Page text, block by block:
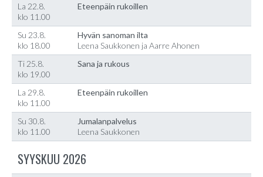
La 22.8.
klo 11.00
Eteenpäin rukoillen
Su 23.8.
klo 18.00
Hyvän sanoman ilta
Leena Saukkonen ja Aarre Ahonen
Ti 25.8.
klo 19.00
Sana ja rukous
La 29.8.
klo 11.00
Eteenpäin rukoillen
Su 30.8.
klo 11.00
Jumalanpalvelus
Leena Saukkonen
SYYSKUU 2026